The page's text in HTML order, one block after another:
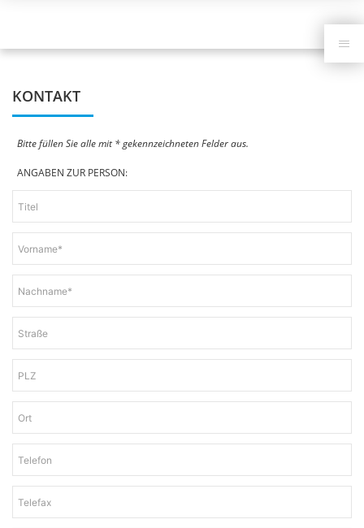
KONTAKT
Bitte füllen Sie alle mit * gekennzeichneten Felder aus.
ANGABEN ZUR PERSON: